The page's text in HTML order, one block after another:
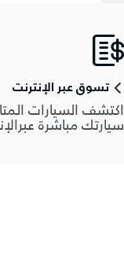
تسوق عبر الإنترنت
اكتشف السيارات
سيارتك مباشرة